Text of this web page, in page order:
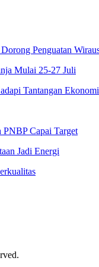
Penguatan
Mulai 25-27 Juli
Tantangan Ekonomi
Capai Target
Jadi Energi